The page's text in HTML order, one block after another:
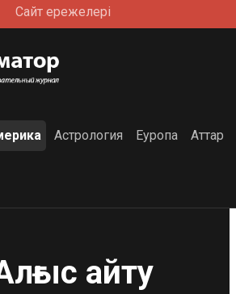
Сайт ережелері
Астрология Еуропа Аттар
айту